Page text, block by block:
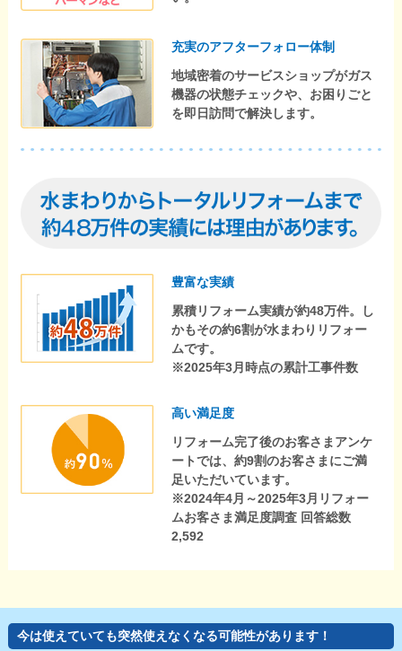
充実のアフターフォロー体制
地域密着のサービスショップがガス
機器の状態チェックや、お困りごと
を即日訪問で解決します。
豊富な実績
累積リフォーム実績が約48万件。し
かもその約6割が水まわりリフォー
ムです。
※2025年3月時点の累計工事件数
高い満足度
リフォーム完了後のお客さまアンケ
ートでは、約9割のお客さまにご満
足いただいています。
※2024年4月～2025年3月リフォー
ムお客さま満足度調査 回答総数
2,592
今は使えていても突然使えなくなる可能性があります！